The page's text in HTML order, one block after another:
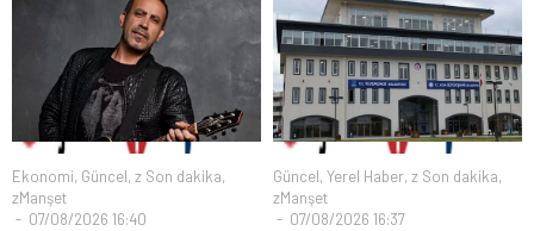
Ekonomi, Güncel, z Son dakika,
zManşet
07/08/2026 16:40
Güncel, Yerel Haber, z Son dakika,
zManşet
07/08/2026 16:37